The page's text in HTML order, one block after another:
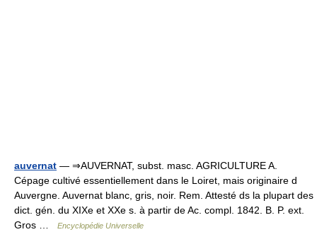
auvernat — ⇒AUVERNAT, subst. masc. AGRICULTURE A.
Cépage cultivé essentiellement dans le Loiret, mais originaire d
Auvergne. Auvernat blanc, gris, noir. Rem. Attesté ds la plupart des
dict. gén. du XIXe et XXe s. à partir de Ac. compl. 1842. B. P. ext.
Gros …
Encyclopédie Universelle